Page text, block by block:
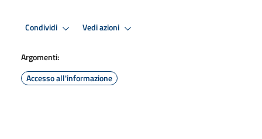
Condividi Vedi azioni
Argomenti:
Accesso all'informazione